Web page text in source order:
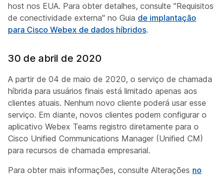
host nos EUA. Para obter detalhes, consulte "Requisitos
de conectividade externa" no Guia de implantação
para Cisco Webex de dados híbridos.
30 de abril de 2020
A partir de 04 de maio de 2020, o serviço de chamada
híbrida para usuários finais está limitado apenas aos
clientes atuais. Nenhum novo cliente poderá usar esse
serviço. Em diante, novos clientes podem configurar o
aplicativo Webex Teams registro diretamente para o
Cisco Unified Communications Manager (Unified CM)
para recursos de chamada empresarial.
Para obter mais informações, consulte Alterações no